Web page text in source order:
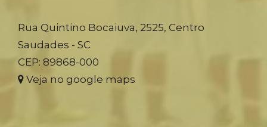
Rua Quintino Bocaiuva, 2525, Centro
Saudades - SC
CEP: 89868-000
Veja no google maps